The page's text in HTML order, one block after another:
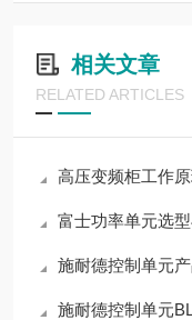
相关文章
RELATED ARTICLES
高压变频柜工作
富士功率单元选
施耐德控制单元
施耐德控制单元